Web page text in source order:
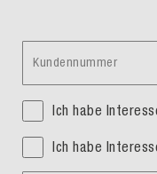
Kundennummer
Ich habe
Ich habe